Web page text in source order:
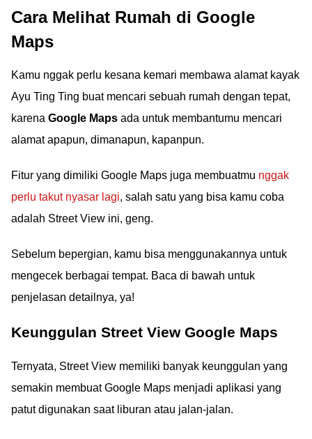
Cara Melihat Rumah di Google
Maps
Kamu nggak perlu kesana kemari membawa alamat kayak
Ayu Ting Ting buat mencari sebuah rumah dengan tepat,
karena Google Maps ada untuk membantumu mencari
alamat apapun, dimanapun, kapanpun.
Fitur yang dimiliki Google Maps juga membuatmu nggak
perlu takut nyasar lagi, salah satu yang bisa kamu coba
adalah Street View ini, geng.
Sebelum bepergian, kamu bisa menggunakannya untuk
mengecek berbagai tempat. Baca di bawah untuk
penjelasan detailnya, ya!
Keunggulan Street View Google Maps
Ternyata, Street View memiliki banyak keunggulan yang
semakin membuat Google Maps menjadi aplikasi yang
patut digunakan saat liburan atau jalan-jalan.